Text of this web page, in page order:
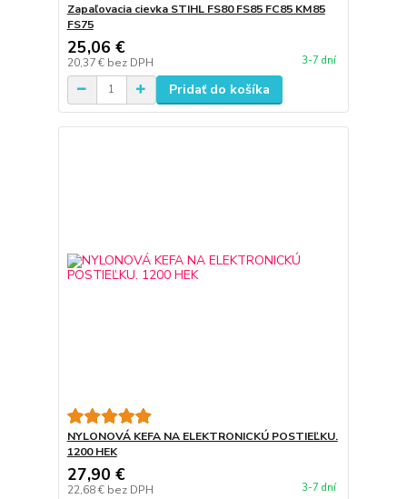
Zapaľovacia cievka STIHL FS80 FS85 FC85 KM85
FS75
25,06 €
20,37 € bez DPH 3-7 dní
Pridať do košíka
NYLONOVÁ KEFA NA ELEKTRONICKÚ POSTIEĽKU.
1200 HEK
27,90 €
22,68 € bez DPH 3-7 dní